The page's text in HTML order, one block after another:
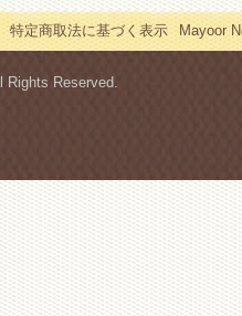
特定商取法に基づく表示 Mayoor
Rights Reserved.